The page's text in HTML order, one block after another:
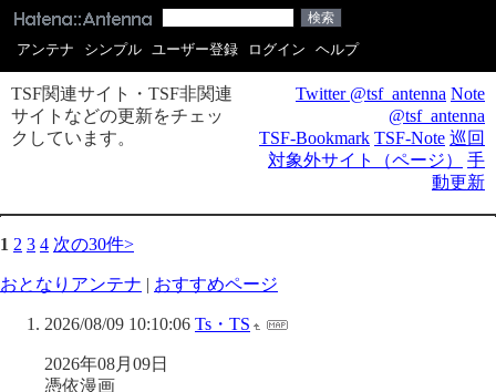
アンテナ シンプル ユーザー登録 ログイン ヘルプ
TSF関連サイト・TSF非関連
サイトなどの更新をチェッ
クしています。
Twitter @tsf_antenna Note
@tsf_antenna
TSF-Bookmark TSF-Note 巡回
対象外サイト（ページ）
手
動更新
1 2 3 4 次の30件>
おとなりアンテナ | おすすめページ
2026/08/09 10:10:06 Ts・TS
2026年08月09日
憑依漫画